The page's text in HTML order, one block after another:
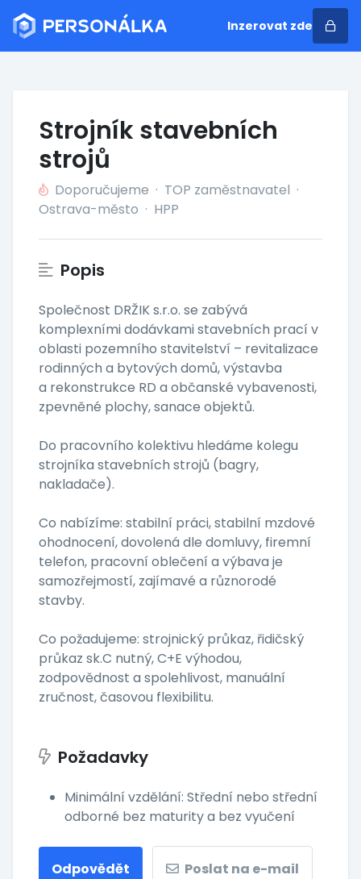
Inzerovat zde
Strojník stavebních
strojů
Doporučujeme · TOP zaměstnavatel ·
Ostrava-město · HPP
Popis
Společnost DRŽIK s.r.o. se zabývá
komplexními dodávkami stavebních prací v
oblasti pozemního stavitelství – revitalizace
rodinných a bytových domů, výstavba
a rekonstrukce RD a občanské vybavenosti,
zpevněné plochy, sanace objektů.
Do pracovního kolektivu hledáme kolegu
strojníka stavebních strojů (bagry,
nakladače).
Co nabízíme: stabilní práci, stabilní mzdové
ohodnocení, dovolená dle domluvy, firemní
telefon, pracovní oblečení a výbava je
samozřejmostí, zajímavé a různorodé
stavby.
Co požadujeme: strojnický průkaz, řidičský
průkaz sk.C nutný, C+E výhodou,
zodpovědnost a spolehlivost, manuální
zručnost, časovou flexibilitu.
Požadavky
Minimální vzdělání: Střední nebo střední
odborné bez maturity a bez vyučení
Odpovědět Poslat na e-mail